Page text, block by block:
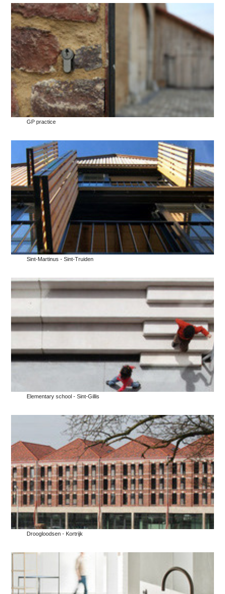
GP practice
Sint-Martinus - Sint-Truiden
Elementary school - Sint-Gillis
Droogloodsen - Kortrijk